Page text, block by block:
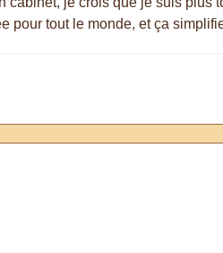
pour tout le monde, et ça